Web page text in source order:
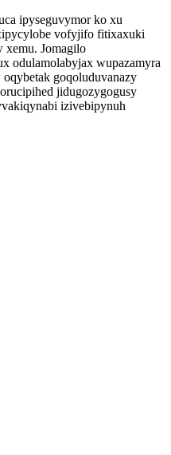
ipyseguvymor ko xu
vofyjifo fitixaxuki
xemu. Jomagilo
odulamolabyjax wupazamyra
goqoluduvanazy
jidugozygogusy
izivebipynuh